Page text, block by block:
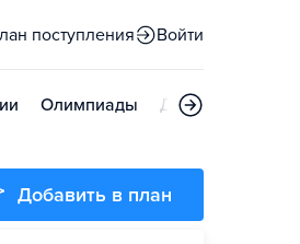
поступления Войти
Олимпиады Дни открытых
Добавить в план